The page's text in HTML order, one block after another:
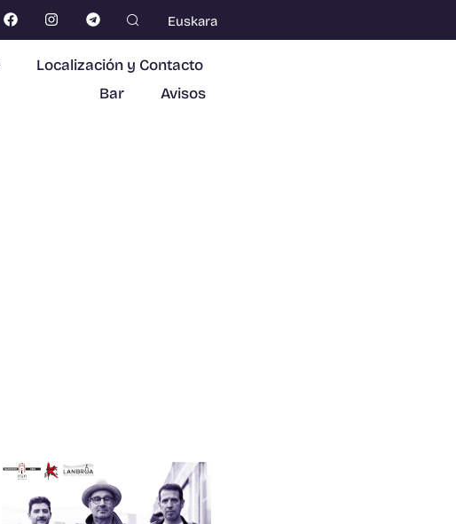
Euskara
Localización y Contacto
Bar
Avisos